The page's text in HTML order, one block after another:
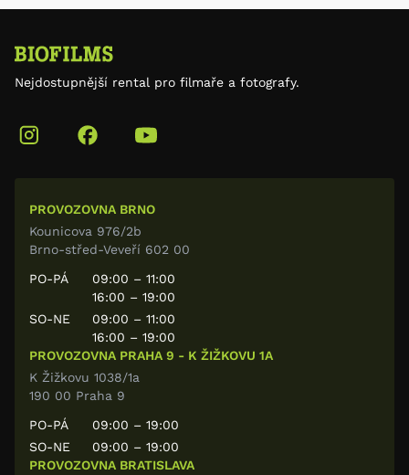
Nejdostupnější rental pro filmaře a fotografy.
PROVOZOVNA BRNO
Kounicova 976/2b
Brno-střed-Veveří 602 00
PO-PÁ
09:00 – 11:00
16:00 – 19:00
SO-NE
09:00 – 11:00
16:00 – 19:00
PROVOZOVNA PRAHA 9 - K ŽIŽKOVU 1A
K Žižkovu 1038/1a
190 00 Praha 9
PO-PÁ
09:00 – 19:00
SO-NE
09:00 – 19:00
PROVOZOVNA BRATISLAVA